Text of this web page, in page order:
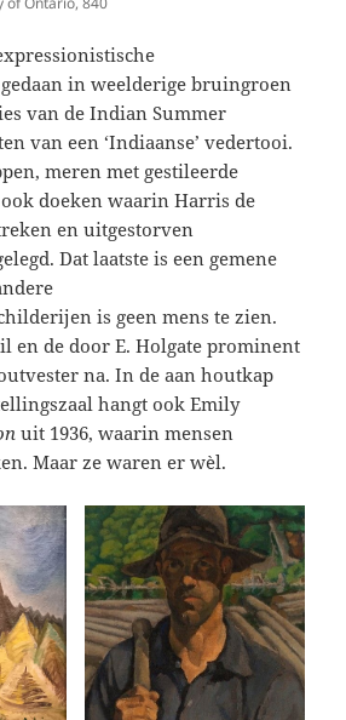
in weelderige bruingroen
van de Indian Summer
van een ‘Indiaanse’ vedertooi.
meren met gestileerde
doeken waarin Harris de
en uitgestorven
Dat laatste is een gemene
is geen mens te zien.
en de door E. Holgate prominent
na. In de aan houtkap
hangt ook Emily
uit 1936, waarin mensen
Maar ze waren er wèl.